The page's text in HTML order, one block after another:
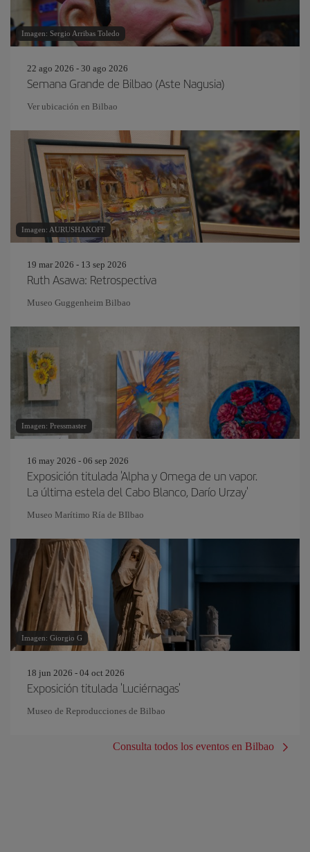
Imagen: Sergio Arribas Toledo
22 ago 2026 - 30 ago 2026
Semana Grande de Bilbao (Aste Nagusia)
Ver ubicación en Bilbao
Imagen: AURUSHAKOFF
19 mar 2026 - 13 sep 2026
Ruth Asawa: Retrospectiva
Museo Guggenheim Bilbao
Imagen: Pressmaster
16 may 2026 - 06 sep 2026
Exposición titulada 'Alpha y Omega de un vapor.
La última estela del Cabo Blanco, Darío Urzay'
Museo Marítimo Ría de BIlbao
Imagen: Giorgio G
18 jun 2026 - 04 oct 2026
Exposición titulada 'Luciérnagas'
Museo de Reproducciones de Bilbao
Consulta todos los eventos en Bilbao